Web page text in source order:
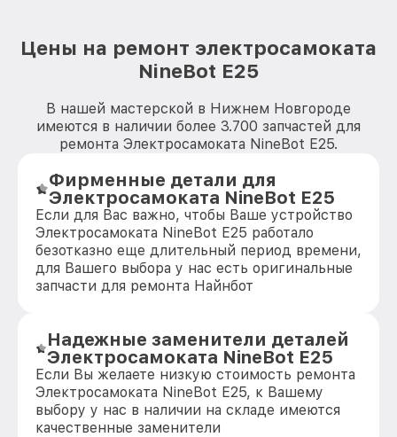
Цены на ремонт электросамоката
NineBot E25
В нашей мастерской в Нижнем Новгороде
имеются в наличии более 3.700 запчастей для
ремонта Электросамоката NineBot E25.
Фирменные детали для
Электросамоката NineBot E25
Если для Вас важно, чтобы Ваше устройство
Электросамоката NineBot E25 работало
безотказно еще длительный период времени,
для Вашего выбора у нас есть оригинальные
запчасти для ремонта Найнбот
Надежные заменители деталей
Электросамоката NineBot E25
Если Вы желаете низкую стоимость ремонта
Электросамоката NineBot E25, к Вашему
выбору у нас в наличии на складе имеются
качественные заменители